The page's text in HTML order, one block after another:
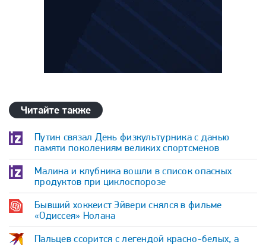
Читайте также
Путин связал День физкультурника с данью
памяти поколениям великих спортсменов
Малина и клубника вошли в список опасных
продуктов при циклоспорозе
Бывший хоккеист Эйвери снялся в фильме
«Одиссея» Нолана
Пальцев ссорится с легендой красно-белых, а